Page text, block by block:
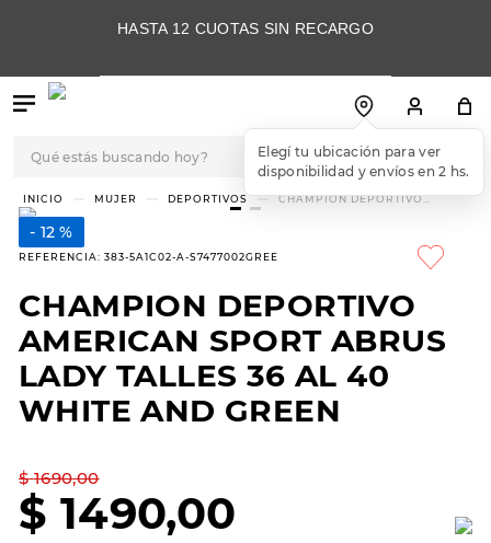
HASTA 12 CUOTAS SIN RECARGO
Elegí tu ubicación para ver
disponibilidad y envíos en 2 hs.
MUJER DEPORTIVOS
CHAMPION DEPORTIVO
12 %
REFERENCIA: 383-5A1C02-A-S7477002GREE
CHAMPION DEPORTIVO
AMERICAN SPORT ABRUS
LADY TALLES 36 AL 40
WHITE AND GREEN
$ 1690,00
$ 1490,00
TÉRMINOS MÁS
BUSCADOS
1.
3.
skechers slip-ins
4.
championes
5.
botas mujer